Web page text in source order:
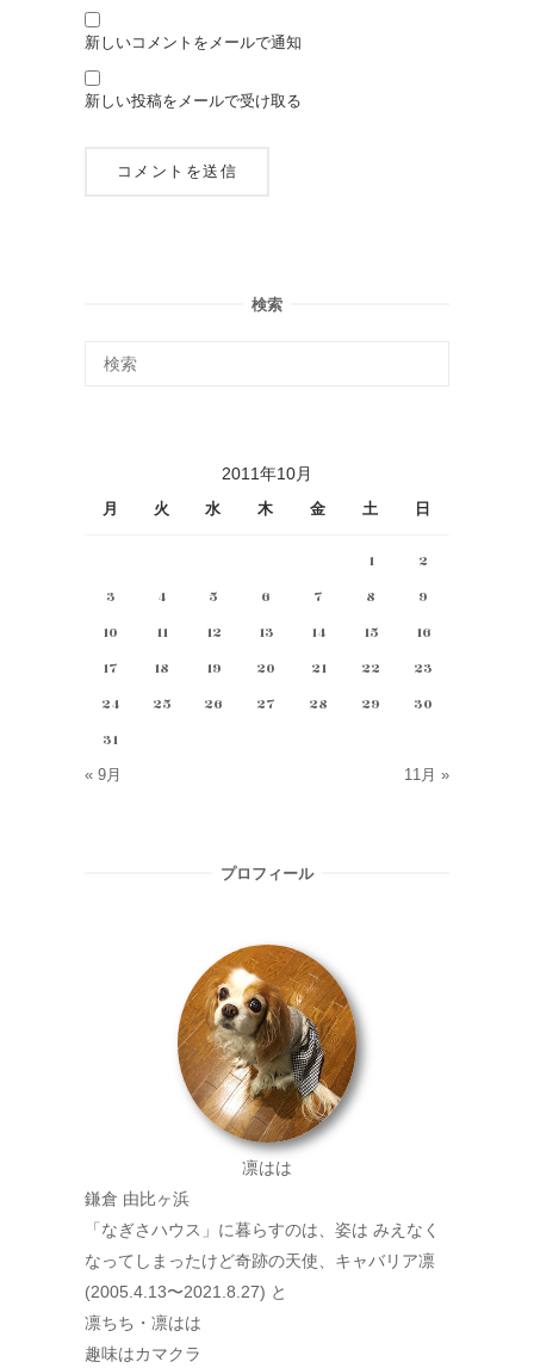
新しいコメントをメールで通知
新しい投稿をメールで受け取る
検索
2011年10月
月 火 水 木 金 土 日
1
2
3
4 5 6 7 8
9
10
11 12 13 14 15
16
17
18 19 20 21 22
23
24
25 26 27 28 29
30
31
« 9月 11月 »
プロフィール
凛はは
鎌倉 由比ヶ浜
「なぎさハウス」に暮らすのは、姿は みえなく
なってしまったけど奇跡の天使、キャバリア凛
(2005.4.13〜2021.8.27) と
凛ちち・凛はは
趣味はカマクラ